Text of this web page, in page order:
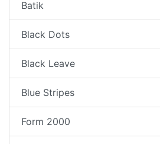
Batik
Black Dots
Black Leave
Blue Stripes
Form 2000